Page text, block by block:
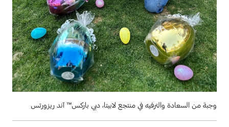
وجبة من السعادة والترفيه في منتجع لابيتا، دبي باركس™ آند ريزورتس